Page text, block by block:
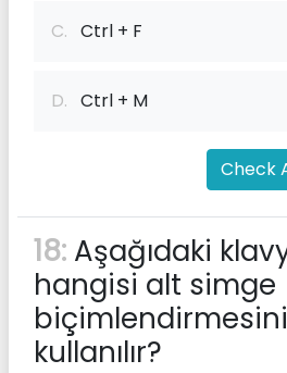
C. Ctrl + F
D. Ctrl + M
Check
18: Aşağıdaki
hangisi alt simge
kullanılır?